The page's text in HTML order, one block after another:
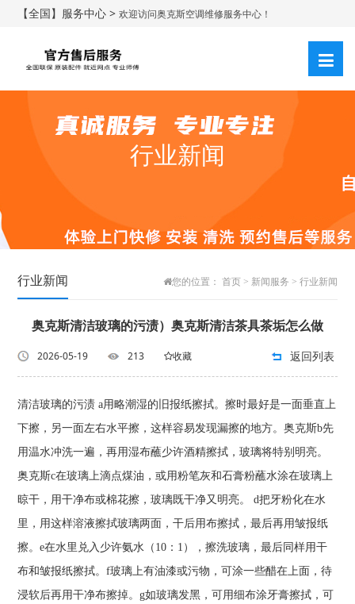
【全国】服务中心 >欢迎访问奥克斯空调维修服务中心！
行业新闻
行业新闻 您的位置： 首页> 新闻服务 > 行业新闻
奥克斯清洁玻璃的污渍）奥克斯清洁茶具茶垢怎么做
2026-05-19 213 收藏 返回列表
清洁玻璃的污渍 a用略潮湿的旧报纸擦拭。擦时最好是一面垂直上
下擦，另一面左右水平擦，这样容易发现漏擦的地方。奥克斯b先
用温水冲洗一遍，再用湿布蘸少许酒精擦拭，玻璃将特别明亮。
奥克斯c在玻璃上滴点煤油，或用粉笔灰和石膏粉蘸水涂在玻璃上
晾干，用干净布或棉花擦，玻璃既干净又明亮。 d把牙粉化在水
里，用这样溶液擦拭玻璃两面，干后用布擦拭，最后再用皱报纸
擦。e在水里兑入少许氨水（10：1），擦洗玻璃，最后同样用干
布和皱报纸擦拭。f玻璃上有油漆或污物，可涂一些醋在上面，待
浸软后再用干净布擦掉。g如玻璃发黑，可用细布涂牙膏擦拭，可